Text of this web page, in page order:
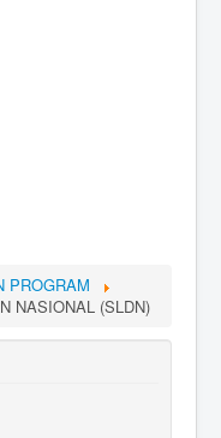
PROGRAM
NASIONAL (SLDN)